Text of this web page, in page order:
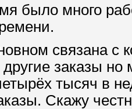
было много
связана с
заказы но
тысяч в
Скажу